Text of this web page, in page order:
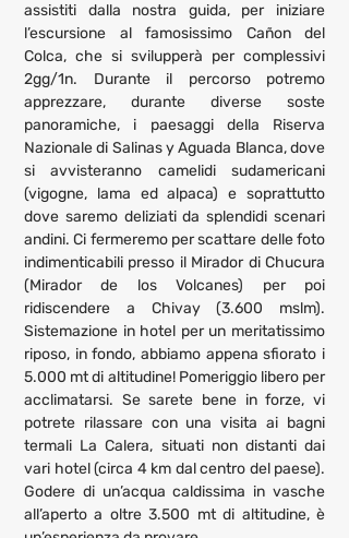
assistiti dalla nostra guida, per iniziare
l’escursione al famosissimo Cañon del
Colca, che si svilupperà per complessivi
2gg/1n. Durante il percorso potremo
apprezzare, durante diverse soste
panoramiche, i paesaggi della Riserva
Nazionale di Salinas y Aguada Blanca, dove
si avvisteranno camelidi sudamericani
(vigogne, lama ed alpaca) e soprattutto
dove saremo deliziati da splendidi scenari
andini. Ci fermeremo per scattare delle foto
indimenticabili presso il Mirador di Chucura
(Mirador de los Volcanes) per poi
ridiscendere a Chivay (3.600 mslm).
Sistemazione in hotel per un meritatissimo
riposo, in fondo, abbiamo appena sfiorato i
5.000 mt di altitudine! Pomeriggio libero per
acclimatarsi. Se sarete bene in forze, vi
potrete rilassare con una visita ai bagni
termali La Calera, situati non distanti dai
vari hotel (circa 4 km dal centro del paese).
Godere di un’acqua caldissima in vasche
all’aperto a oltre 3.500 mt di altitudine, è